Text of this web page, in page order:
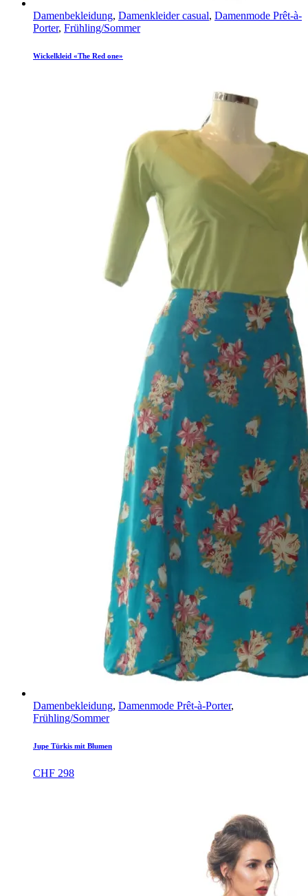
Damenbekleidung, Damenkleider casual, Damenmode Prêt-à-
Porter, Frühling/Sommer
Wickelkleid «The Red one»
Damenbekleidung, Damenmode Prêt-à-Porter,
Frühling/Sommer
Jupe Türkis mit Blumen
CHF 298